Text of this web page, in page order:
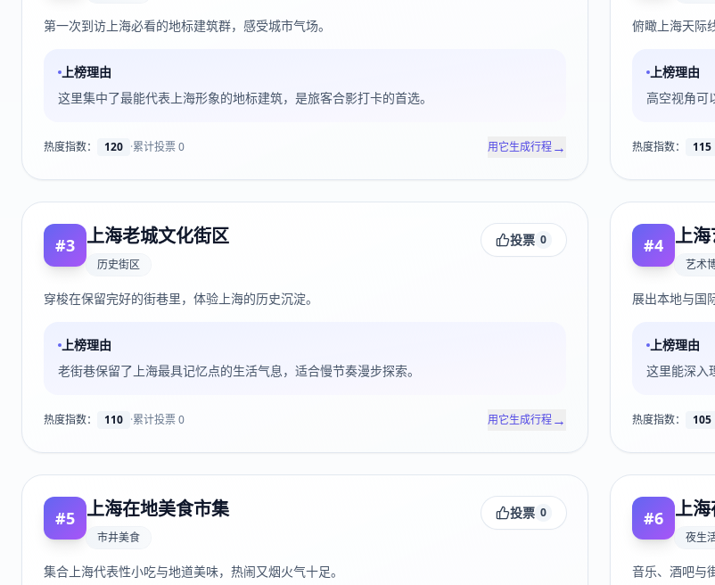
第一次到访上海必看的地标建筑群，感受城市气场。
上榜理由
这里集中了最能代表上海形象的地标建筑，是旅客合影打卡的首选。
热度指数： 120 ·累计投票0 用它生成行程→
俯瞰上海天际
上榜理由
高空视角可
热度指数： 115
#3 上海老城文化街区
历史街区
投票 0
穿梭在保留完好的街巷里，体验上海的历史沉淀。
上榜理由
老街巷保留了上海最具记忆点的生活气息，适合慢节奏漫步探索。
热度指数： 110 ·累计投票0 用它生成行程→
#4 上
艺术
展出本地与国
上榜理由
这里能深入
热度指数： 105
#5 上海在地美食市集
市井美食
投票 0
集合上海代表性小吃与地道美味，热闹又烟火气十足。
#6 上
夜生
音乐、酒吧与